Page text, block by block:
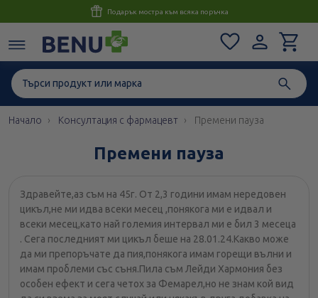
Консултация с магистър-
Начало Консултация с фармацевт Премени пауза
Премени пауза
Здравейте,аз съм на 45г. От 2,3 години имам нередовен
цикъл,не ми идва всеки месец ,понякога ми е идвал и
всеки месец,като най големия интервал ми е бил 3 месеца
. Сега последният ми цикъл беше на 28.01.24.Какво може
да ми препоръчате да пия,понякога имам горещи вълни и
имам проблеми със съня.Пила съм Лейди Хармония без
особен ефект и сега четох за Фемарел,но не знам кой вид